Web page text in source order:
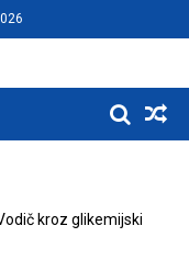
kroz glikemijski